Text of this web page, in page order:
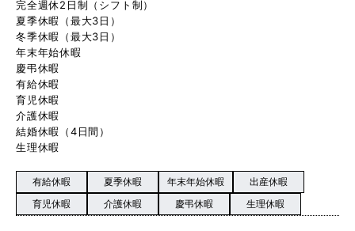
完全週休2日制（シフト制）
夏季休暇（最大3日）
冬季休暇（最大3日）
年末年始休暇
慶弔休暇
有給休暇
育児休暇
介護休暇
結婚休暇（4日間）
生理休暇
有給休暇 夏季休暇 年末年始休暇
出産休暇
育児休暇
介護休暇 慶弔休暇 生理休暇